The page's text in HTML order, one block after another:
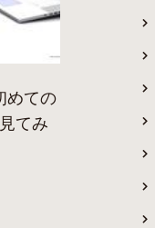
めての
てみ